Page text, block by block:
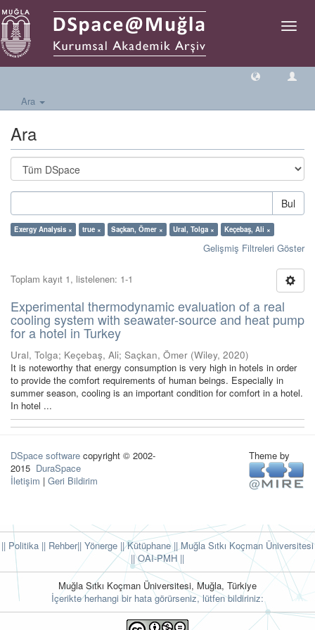
Geçiş
Ara
Ara
Bul
Exergy Analysis × true × Saçkan, Ömer × Ural, Tolga × Keçebaş, Ali ×
Gelişmiş Filtreleri Göster
Toplam kayıt 1, listelenen: 1-1
Experimental thermodynamic evaluation of a real
cooling system with seawater-source and heat pump
for a hotel in Turkey
Ural, Tolga; Keçebaş, Ali; Saçkan, Ömer (Wiley, 2020)
It is noteworthy that energy consumption is very high in hotels in order
to provide the comfort requirements of human beings. Especially in
summer season, cooling is an important condition for comfort in a hotel.
In hotel ...
DSpace software copyright © 2002-
2015 DuraSpace
İletişim | Geri Bildirim
Theme by
|| Politika || Rehber|| Yönerge || Kütüphane|| Muğla Sıtkı Koçman Üniversitesi
||OAI-PMH ||
Muğla Sıtkı Koçman Üniversitesi, Muğla, Türkiye
İçerikte herhangi bir hata görürseniz, lütfen bildiriniz: